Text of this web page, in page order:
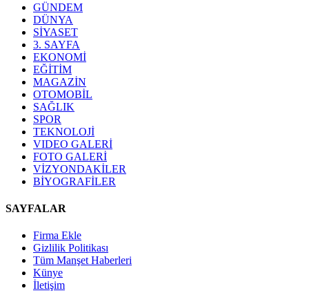
GÜNDEM
DÜNYA
SİYASET
3. SAYFA
EKONOMİ
EĞİTİM
MAGAZİN
OTOMOBİL
SAĞLIK
SPOR
TEKNOLOJİ
VIDEO GALERİ
FOTO GALERİ
VİZYONDAKİLER
BİYOGRAFİLER
SAYFALAR
Firma Ekle
Gizlilik Politikası
Tüm Manşet Haberleri
Künye
İletişim